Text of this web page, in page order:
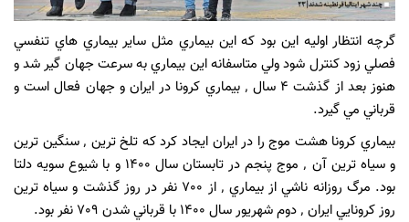
گرچه انتظار اوليه اين بود كه اين بيماري مثل ساير بيماري هاي تنفسي
فصلي زود كنترل شود ولي متاسفانه اين بيماري به سرعت جهان گير شد و
هنوز بعد از گذشت 4 سال ٬ بيماري كرونا در ايران و جهان فعال است و
قرباني مي گيرد.
بيماري كرونا هشت موج را در ايران ايجاد كرد كه تلخ ترين ٬ سنگين ترين
و سياه ترين آن ٬ موج پنجم در تابستان سال 1400 و با شيوع سويه دلتا
بود. مرگ روزانه ناشي از بيماري ٬ از 700 نفر در روز گذشت و سياه ترين
روز كرونايي ايران ٬ دوم شهريور سال 1400 با قرباني شدن 709 نفر بود.